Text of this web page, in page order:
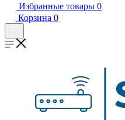
Избранные товары 0
Корзина 0